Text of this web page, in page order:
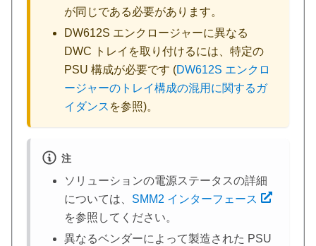
が同じである必要があります。
DW612S エンクロージャーに異なる
DWC トレイを取り付けるには、特定の
PSU 構成が必要です (DW612S エンクロ
ージャーのトレイ構成の混用に関するガ
イダンス を参照)。
注
ソリューションの電源ステータスの詳細
については、 SMM2 インターフェース
を参照してください。
異なるベンダーによって製造された PSU